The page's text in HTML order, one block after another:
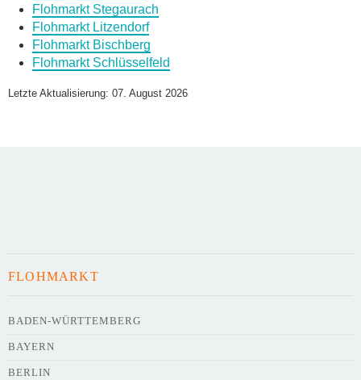
Daten des Flohmarkts
Name des Flohmarkts
Flohmarkt Stegaurach
Flohmarkt Litzendorf
Flohmarkt Bischberg
Flohmarkt Schlüsselfeld
Letzte Aktualisierung: 07. August 2026
FLOHMARKT
BADEN-WÜRTTEMBERG
BAYERN
BERLIN